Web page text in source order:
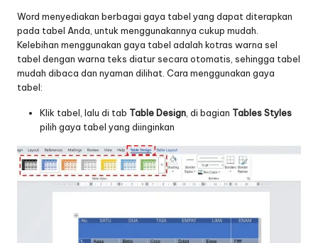
Word menyediakan berbagai gaya tabel yang dapat diterapkan
pada tabel Anda, untuk menggunakannya cukup mudah.
Kelebihan menggunakan gaya tabel adalah kotras warna sel
tabel dengan warna teks diatur secara otomatis, sehingga tabel
mudah dibaca dan nyaman dilihat. Cara menggunakan gaya
tabel:
Klik tabel, lalu di tab Table Design , di bagian Tables Styles
pilih gaya tabel yang diinginkan